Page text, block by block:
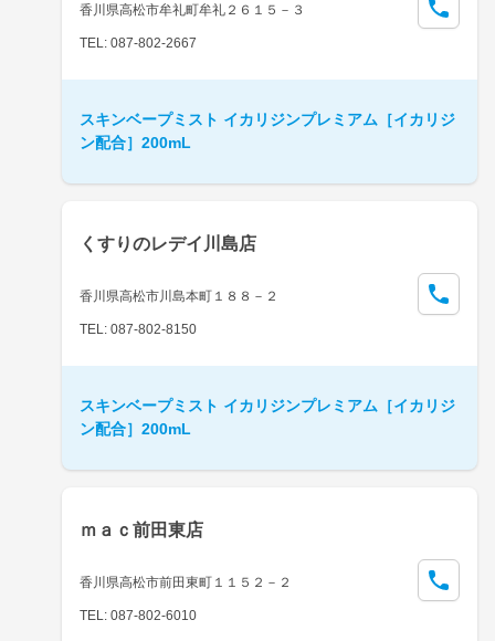
香川県高松市牟礼町牟礼２６１５－３
TEL: 087-802-2667
スキンベープミスト イカリジンプレミアム［イカリジ
ン配合］200mL
くすりのレデイ川島店
香川県高松市川島本町１８８－２
TEL: 087-802-8150
スキンベープミスト イカリジンプレミアム［イカリジ
ン配合］200mL
ｍａｃ前田東店
香川県高松市前田東町１１５２－２
TEL: 087-802-6010